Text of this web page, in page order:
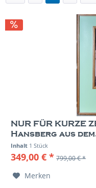
NUR FÜR KURZE
Hansberg aus
Inhalt 1 Stück
349,00 € * 799,00 € *
Merken